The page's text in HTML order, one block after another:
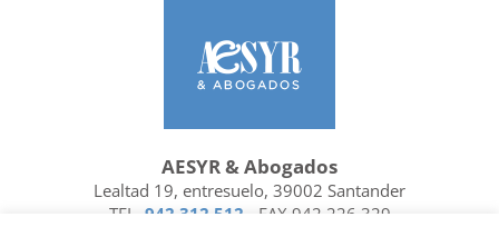
AESYR & Abogados
Lealtad 19, entresuelo, 39002 Santander
TEL. 942 312 512 - FAX 942 226 329